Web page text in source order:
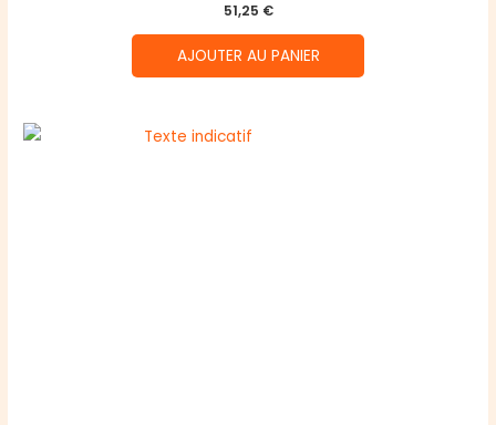
51,25 €
AJOUTER AU PANIER